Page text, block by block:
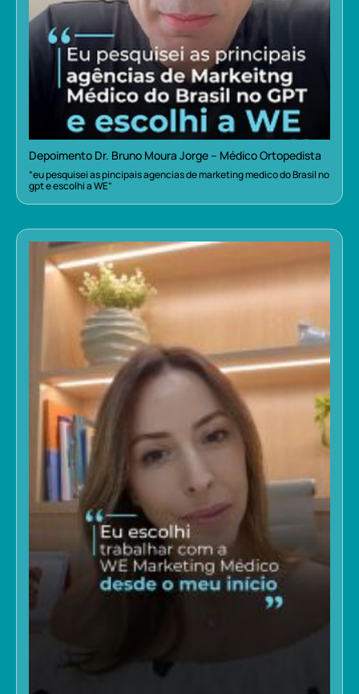
Depoimento Dr. Bruno Moura Jorge – Médico Ortopedista
“eu pesquisei as pincipais agencias de marketing medico do Brasil no
gpt e escolhi a WE”